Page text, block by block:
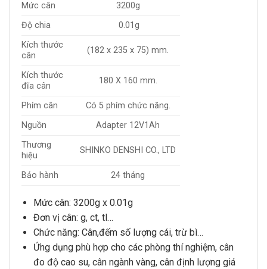
Mức cân
3200g
Độ chia
0.01g
Kích thước
cân
(182 x 235 x 75) mm.
Kích thước
đĩa cân
180 X 160 mm.
Phím cân
Có 5 phím chức năng.
Nguồn
Adapter 12V1Ah
Thương
hiệu
SHINKO DENSHI CO., LTD
Bảo hành 24 tháng
Mức cân: 3200g x 0.01g
Đơn vị cân: g, ct, tl…
Chức năng: Cân,đếm số lượng cái, trừ bì…
Ứng dụng phù hợp cho các phòng thí nghiệm, cân
đo độ cao su, cân ngành vàng, cân định lượng giá